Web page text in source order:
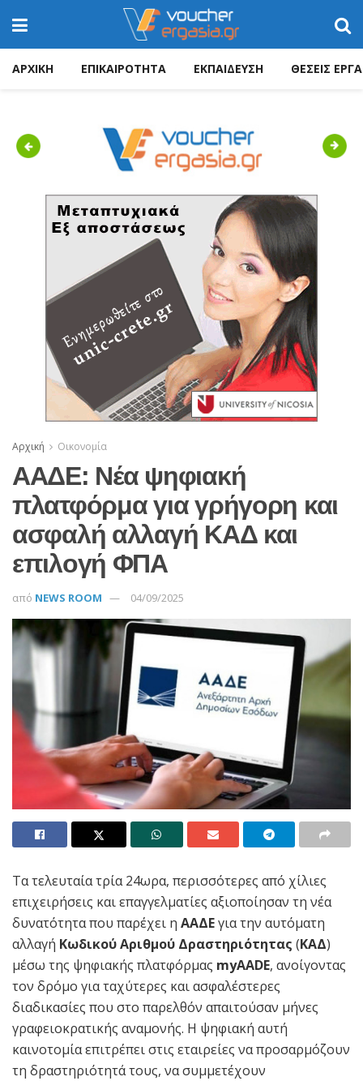
ΑΡΧΙΚΗ ΕΠΙΚΑΙΡΟΤΗΤΑ ΕΚΠΑΙΔΕΥΣΗ ΘΕΣΕΙΣ
Previous Next
Αρχική Οικονομία
ΑΑΔΕ: Νέα ψηφιακή
πλατφόρμα για γρήγορη και
ασφαλή αλλαγή ΚΑΔ και
επιλογή ΦΠΑ
από NEWS ROOM 04/09/2025
Τα τελευταία τρία 24ωρα, περισσότερες από χίλιες
επιχειρήσεις και επαγγελματίες αξιοποίησαν τη νέα
δυνατότητα που παρέχει η ΑΑΔΕγια την αυτόματη
αλλαγή Κωδικού Αριθμού Δραστηριότητας (ΚΑΔ)
μέσω της ψηφιακής πλατφόρμας myAADE, ανοίγοντας
τον δρόμο για ταχύτερες και ασφαλέστερες
διαδικασίες που στο παρελθόν απαιτούσαν μήνες
γραφειοκρατικής αναμονής. Η ψηφιακή αυτή
καινοτομία επιτρέπει στις εταιρείες να προσαρμόζουν
τη δραστηριότητά τους, να συμμετέχουν